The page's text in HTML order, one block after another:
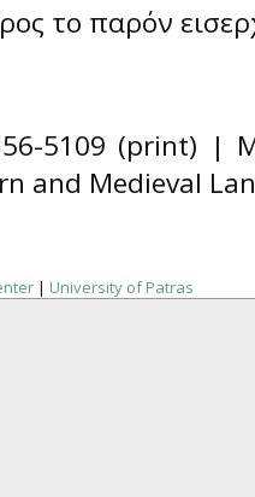
το παρόν
5109 (print) |
and Medieval
| University of Patras